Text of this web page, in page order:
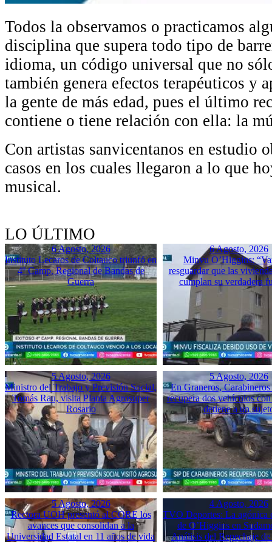
Todos la observamos o practicamos
disciplina que supera todo tipo de
idioma, un código universal que no
también genera efectos terapéuticos y
la gente de más edad, pues el último
contiene o tiene relación con ella: la
Con artistas sanvicentanos en estudio
casos en los cuales llegaron a lo que
musical.
LO ÚLTIMO
6 Agosto, 2026
Instituto Lecaros de Coltauco triunfó en
4º Camp. Regional de Bandas de
Guerra
6 Agosto, 2026
Minvu O’Higgins:
resguardar que las
cumplan su verdadera
5 Agosto, 2026
Ministro del Trabajo y Previsión Social,
Tomás Rau, visita Planta Agrosuper
Rosario
5 Agosto, 2026
En Graneros,
recupera dos vehículos
detiene a un
5 Agosto, 2026
Rectora UOH presentó al CORE los
avances que consolidan a la
Universidad Estatal en 11 años de vida
4 Agosto, 2026
TVO Deportes: La agónica
de O’Higgins en
Análisis del Repechaje de